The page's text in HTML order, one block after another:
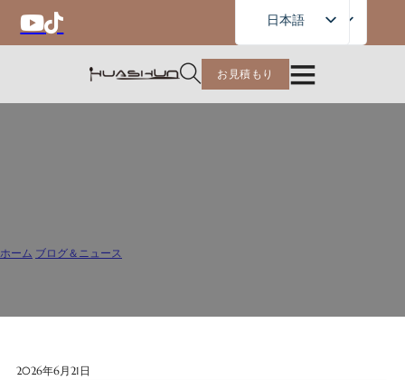
Japanese
日本語
English
French
お見積もり
ホーム ブログ＆ニュース
2026年6月21日